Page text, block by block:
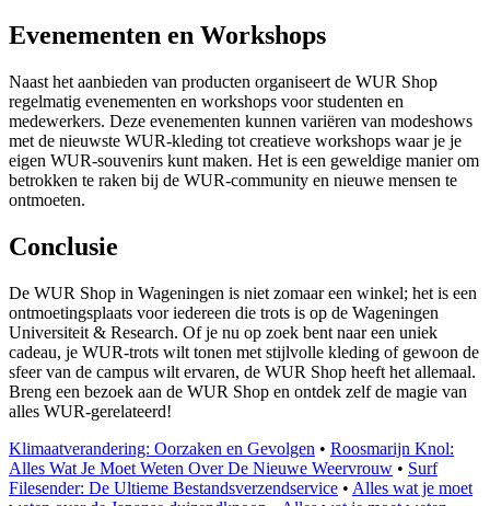
Evenementen en Workshops
Naast het aanbieden van producten organiseert de WUR Shop
regelmatig evenementen en workshops voor studenten en
medewerkers. Deze evenementen kunnen variëren van modeshows
met de nieuwste WUR-kleding tot creatieve workshops waar je je
eigen WUR-souvenirs kunt maken. Het is een geweldige manier om
betrokken te raken bij de WUR-community en nieuwe mensen te
ontmoeten.
Conclusie
De WUR Shop in Wageningen is niet zomaar een winkel; het is een
ontmoetingsplaats voor iedereen die trots is op de Wageningen
Universiteit & Research. Of je nu op zoek bent naar een uniek
cadeau, je WUR-trots wilt tonen met stijlvolle kleding of gewoon de
sfeer van de campus wilt ervaren, de WUR Shop heeft het allemaal.
Breng een bezoek aan de WUR Shop en ontdek zelf de magie van
alles WUR-gerelateerd!
Klimaatverandering: Oorzaken en Gevolgen • Roosmarijn Knol:
Alles Wat Je Moet Weten Over De Nieuwe Weervrouw • Surf
Filesender: De Ultieme Bestandsverzendservice • Alles wat je moet